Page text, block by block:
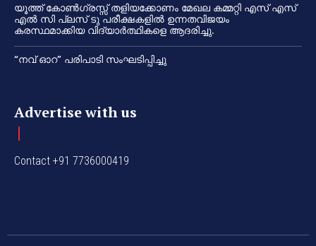
യൂത്ത് കോൺഗ്രസ്സ് തളിയക്കോണം മേഖല കമ്മറ്റി എസ് എസ്
എൽ സി പ്ലസ് ടു പരീക്ഷകളിൽ ഉന്നതവിജയം
കരസ്ഥമാക്കിയ വിദ്യാർത്ഥികളെ ആദരിച്ചു.
“നവ് ഓറ” പരിപാടി സംഘടിപ്പിച്ചു
Advertise with us
Contact +91 7736000419